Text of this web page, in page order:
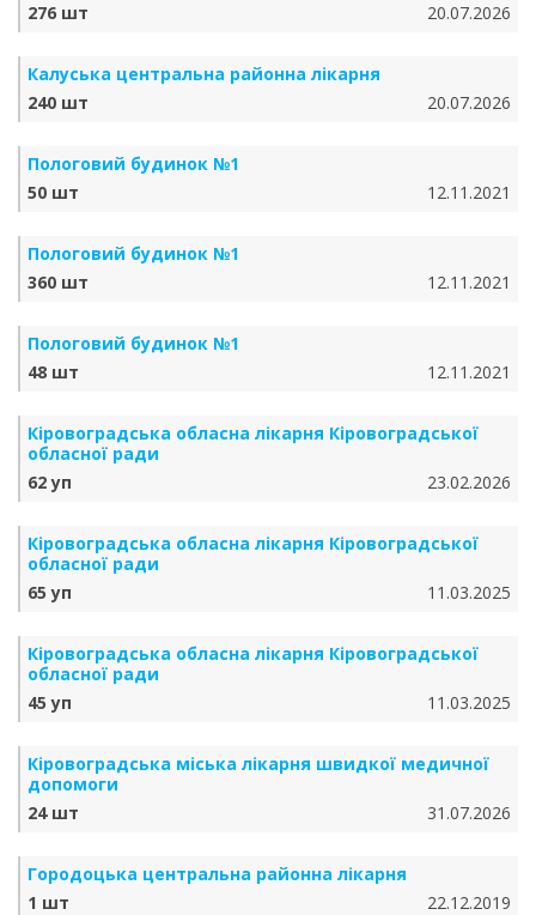
276 шт
20.07.2026
Калуська центральна районна лікарня
240 шт
20.07.2026
Пологовий будинок №1
50 шт
12.11.2021
Пологовий будинок №1
360 шт
12.11.2021
Пологовий будинок №1
48 шт
12.11.2021
Кіровоградська обласна лікарня Кіровоградської
обласної ради
62 уп
23.02.2026
Кіровоградська обласна лікарня Кіровоградської
обласної ради
65 уп
11.03.2025
Кіровоградська обласна лікарня Кіровоградської
обласної ради
45 уп
11.03.2025
Кіровоградська міська лікарня швидкої медичної
допомоги
24 шт
31.07.2026
Городоцька центральна районна лікарня
1 шт
22.12.2019